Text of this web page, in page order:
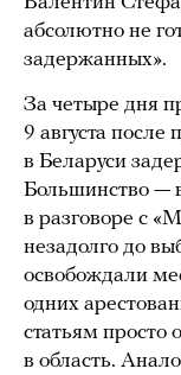
абсолютно не
задержанных».
За четыре дня
9 августа после
в Беларуси
Большинство —
в разговоре с
незадолго до
освобождали
одних
статьям просто
в область.